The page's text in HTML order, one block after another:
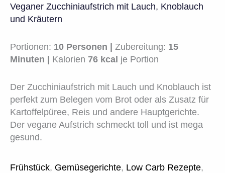
Veganer Zucchiniaufstrich mit Lauch, Knoblauch
und Kräutern
Portionen: 10 Personen | Zubereitung: 15
Minuten | Kalorien 76 kcal je Portion
Der Zucchiniaufstrich mit Lauch und Knoblauch ist
perfekt zum Belegen vom Brot oder als Zusatz für
Kartoffelpüree, Reis und andere Hauptgerichte.
Der vegane Aufstrich schmeckt toll und ist mega
gesund.
Frühstück, Gemüsegerichte, Low Carb Rezepte,